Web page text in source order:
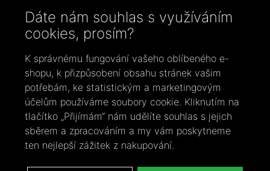
Zavolejte nám
+420 737 886 915
Dáte nám souhlas s využíváním
cookies, prosím?
K správnému fungování vašeho oblíbeného e-
shopu, k přizpůsobení obsahu stránek vašim
potřebám, ke statistickým a marketingovým
účelům používáme soubory cookie. Kliknutím na
tlačítko „Přijímám“ nám udělíte souhlas s jejich
sběrem a zpracováním a my vám poskytneme
ten nejlepší zážitek z nakupování.